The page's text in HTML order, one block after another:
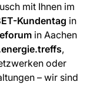
mit Ihnen im
Kundentag in
in Aachen
,
oder
– wir sind